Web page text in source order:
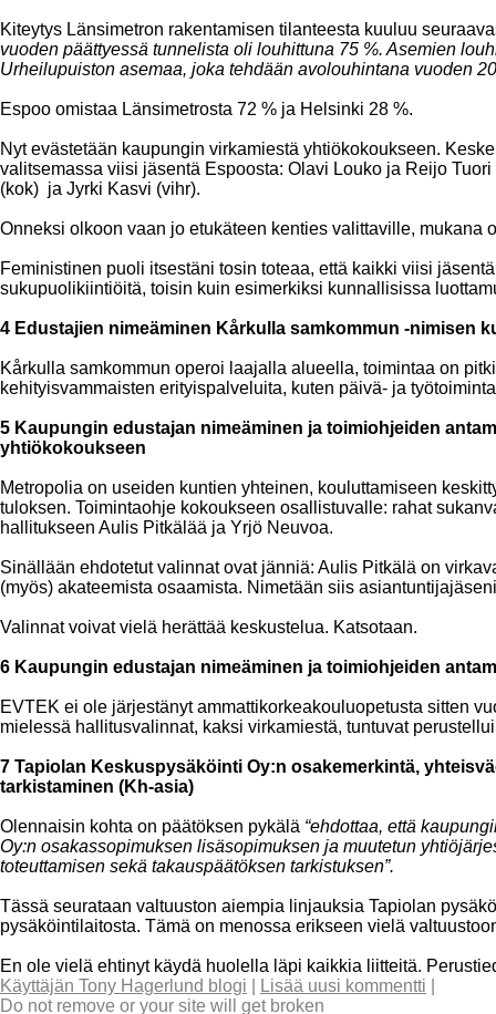
Kiteytys Länsimetron rakentamisen tilanteesta kuuluu
vuoden päättyessä tunnelista oli louhittuna 75 %. Asemien
Urheilupuiston asemaa, joka tehdään avolouhintana vuoden
Espoo omistaa Länsimetrosta 72 % ja Helsinki 28 %.
Nyt evästetään kaupungin virkamiestä yhtiökokoukseen.
valitsemassa viisi jäsentä Espoosta: Olavi Louko ja Reijo
(kok) ja Jyrki Kasvi (vihr).
Onneksi olkoon vaan jo etukäteen kenties valittaville, mukana
Feministinen puoli itsestäni tosin toteaa, että kaikki viisi
sukupuolikiintiöitä, toisin kuin esimerkiksi kunnallisissa
4 Edustajien nimeäminen Kårkulla samkommun -nimisen
Kårkulla samkommun operoi laajalla alueella, toimintaa on
kehityisvammaisten erityispalveluita, kuten päivä- ja
5 Kaupungin edustajan nimeäminen ja toimiohjeiden
yhtiökokoukseen
Metropolia on useiden kuntien yhteinen, kouluttamiseen
tuloksen. Toimintaohje kokoukseen osallistuvalle: rahat
hallitukseen Aulis Pitkälää ja Yrjö Neuvoa.
Sinällään ehdotetut valinnat ovat jänniä: Aulis Pitkälä on
(myös) akateemista osaamista. Nimetään siis
Valinnat voivat vielä herättää keskustelua. Katsotaan.
6 Kaupungin edustajan nimeäminen ja toimiohjeiden
EVTEK ei ole järjestänyt ammattikorkeakouluopetusta sitten
mielessä hallitusvalinnat, kaksi virkamiestä, tuntuvat
7 Tapiolan Keskuspysäköinti Oy:n osakemerkintä,
tarkistaminen (Kh-asia)
Olennaisin kohta on päätöksen pykälä “ehdottaa, että
Oy:n osakassopimuksen lisäsopimuksen ja muutetun
toteuttamisen sekä takauspäätöksen tarkistuksen”.
Tässä seurataan valtuuston aiempia linjauksia Tapiolan
pysäköintilaitosta. Tämä on menossa erikseen vielä
En ole vielä ehtinyt käydä huolella läpi kaikkia liitteitä.
Käyttäjän Tony Hagerlund blogi
Lisää uusi kommentti
Do not remove or your site will get broken